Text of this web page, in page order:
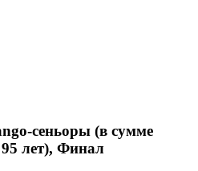
сеньоры (в сумме
95 лет), Финал